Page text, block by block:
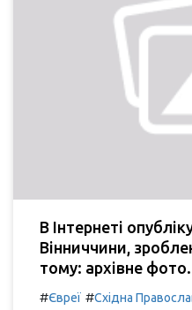
В Інтернеті
Вінниччини,
тому: архівне фото.
#Євреї #Східна